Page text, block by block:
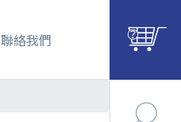
聯絡我們